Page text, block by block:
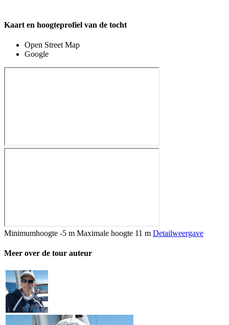
Kaart en hoogteprofiel van de tocht
Open Street Map
Google
Minimumhoogte -5 m Maximale hoogte 11 m Detailweergave
Meer over de tour auteur